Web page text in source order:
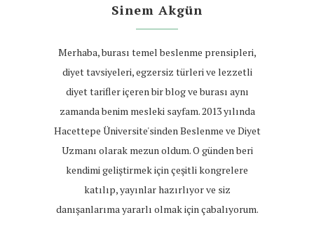
Sinem Akgün
Merhaba, burası temel beslenme prensipleri,
diyet tavsiyeleri, egzersiz türleri ve lezzetli
diyet tarifler içeren bir blog ve burası aynı
zamanda benim mesleki sayfam. 2013 yılında
Hacettepe Üniversite'sinden Beslenme ve Diyet
Uzmanı olarak mezun oldum. O günden beri
kendimi geliştirmek için çeşitli kongrelere
katılıp, yayınlar hazırlıyor ve siz
danışanlarıma yararlı olmak için çabalıyorum.